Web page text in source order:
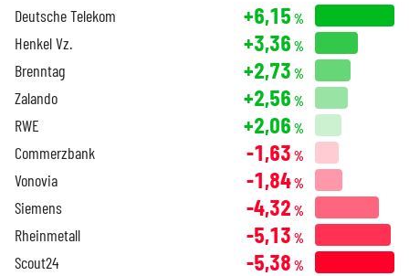
Deutsche Telekom +6,15 %
Henkel Vz. +3,36 %
Brenntag +2,73 %
Zalando +2,56 %
RWE +2,06 %
Commerzbank -1,63 %
Vonovia -1,84%
Siemens -4,32 %
Rheinmetall -5,13 %
Scout24 -5,38 %